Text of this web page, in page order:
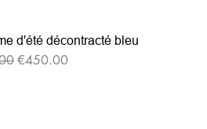
d'été décontracté bleu
セール価格
€450.00